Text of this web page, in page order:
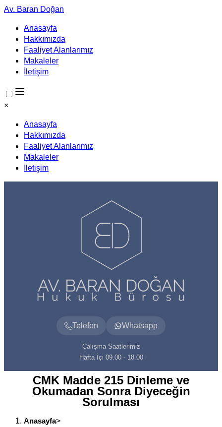
Av. Baran Doğan
Anasayfa
Hakkımızda
Faaliyet Alanlarımız
Makaleler
İletişim
×
Anasayfa
Hakkımızda
Faaliyet Alanlarımız
Makaleler
İletişim
Telefon Whatsapp
Çalışma Saatlerimiz
Hafta İçi 09.00 - 18.00
CMK Madde 215 Dinleme ve
Okumadan Sonra Diyeceğin
Sorulması
Anasayfa>